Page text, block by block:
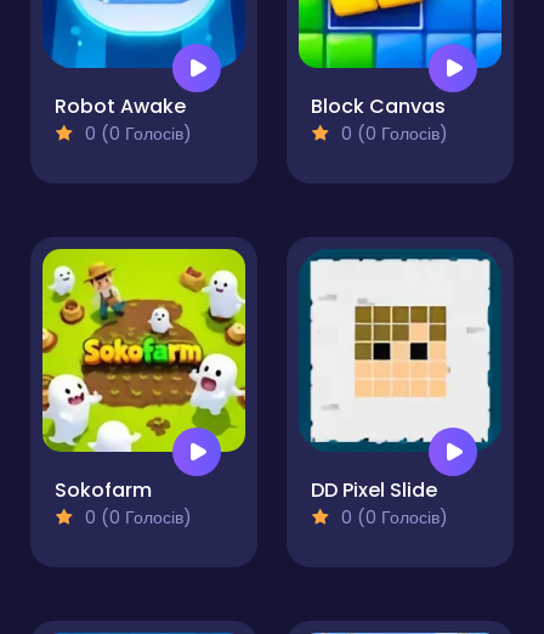
Robot Awake
0 (0 Голосів)
Block Canvas
0 (0 Голосів)
Sokofarm
0 (0 Голосів)
DD Pixel Slide
0 (0 Голосів)